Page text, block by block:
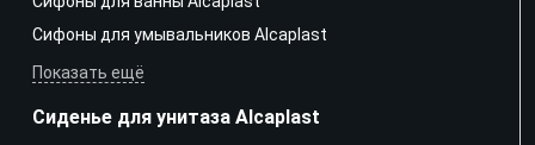
Сифоны для умывальников Alcaplast
Показать ещё
Сиденье для унитаза Alcaplast